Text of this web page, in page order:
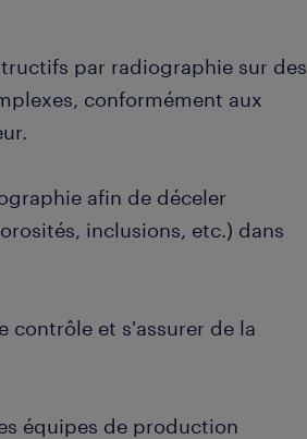
par radiographie sur des
conformément aux
afin de déceler
inclusions, etc.) dans
contrôle et s'assurer de la
équipes de production